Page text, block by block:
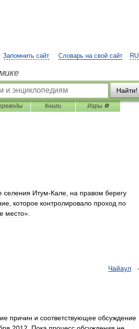
RU
Запомнить сайт Словарь на свой сайт
Найти!
Книги Игры ⚽
селения Итум-Кале на правом берегу
которое контролировало проход по
место».
Чайаул
причин и соответствующее обсуждение